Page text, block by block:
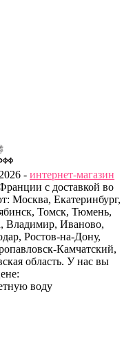
- интернет-магазин
с доставкой во
Москва, Екатеринбург,
Томск, Тюмень,
Владимир, Иваново,
Ростов-на-Дону,
Камчатский,
область. У нас вы
воду